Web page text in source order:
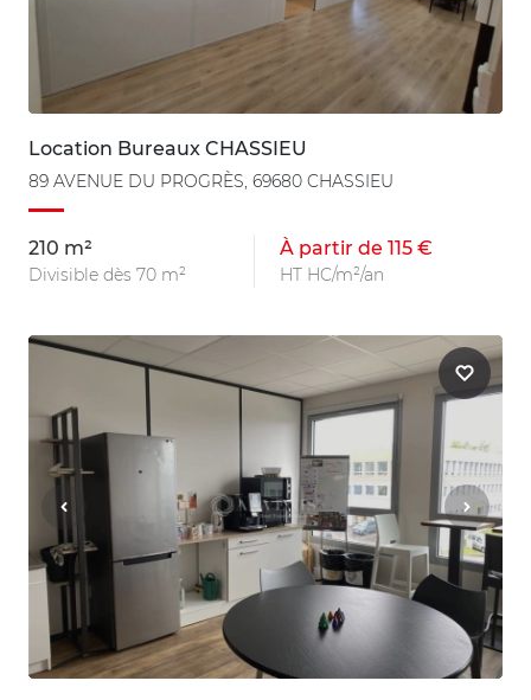
Location Bureaux CHASSIEU
89 AVENUE DU PROGRÈS, 69680 CHASSIEU
210 m²
Divisible dès 70 m²
À partir de 115 €
HT HC/m²/an